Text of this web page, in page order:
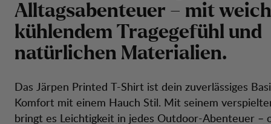
Alltagsabenteuer – mit weich
kühlendem Tragegefühl und
natürlichen Materialien.
Das Järpen Printed T-Shirt ist dein zuverlässiges
Komfort mit einem Hauch Stil. Mit seinem
bringt es Leichtigkeit in jedes Outdoor-Abenteuer –